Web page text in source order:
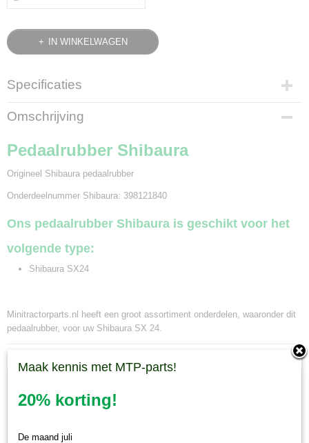
IN WINKELWAGEN
Specificaties
Bruto gewicht
0,02 Kg
Omschrijving
Pedaalrubber Shibaura
Origineel Shibaura pedaalrubber
Onderdeelnummer Shibaura: 398121840
Ons pedaalrubber Shibaura is geschikt voor het
volgende type:
Shibaura SX24
Minitractorparts.nl heeft een groot assortiment onderdelen, waaronder dit
pedaalrubber, voor uw Shibaura SX 24.
Ook interessant
Maak kennis met MTP-parts!
20% korting!
De maand juli